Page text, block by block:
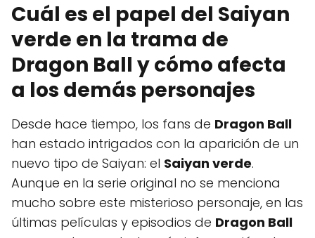
Cuál es el papel del Saiyan
verde en la trama de
Dragon Ball y cómo afecta
a los demás personajes
Desde hace tiempo, los fans de Dragon Ball
han estado intrigados con la aparición de un
nuevo tipo de Saiyan: el Saiyan verde.
Aunque en la serie original no se menciona
mucho sobre este misterioso personaje, en las
últimas películas y episodios de Dragon Ball